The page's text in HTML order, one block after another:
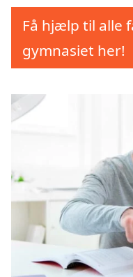
Få hjælp til alle
gymnasiet her!